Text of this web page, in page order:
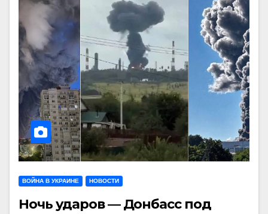
ВОЙНА В УКРАИНЕ НОВОСТИ
Ночь ударов — Донбасс под